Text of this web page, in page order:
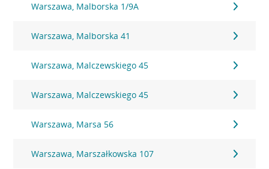
Warszawa, Malborska 1/9A
Warszawa, Malborska 41
Warszawa, Malczewskiego 45
Warszawa, Malczewskiego 45
Warszawa, Marsa 56
Warszawa, Marszałkowska 107